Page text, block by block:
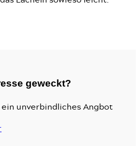
geweckt?
unverbindliches Angbot